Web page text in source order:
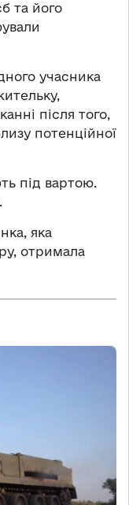
та його
учасника
після того,
потенційної
під вартою.
яка
отримала